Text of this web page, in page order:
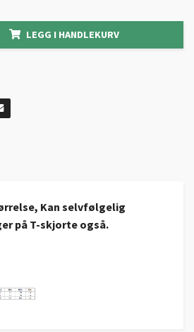
LEGG I HANDLEKURV
Kan selvfølgelig
på T-skjorte også.